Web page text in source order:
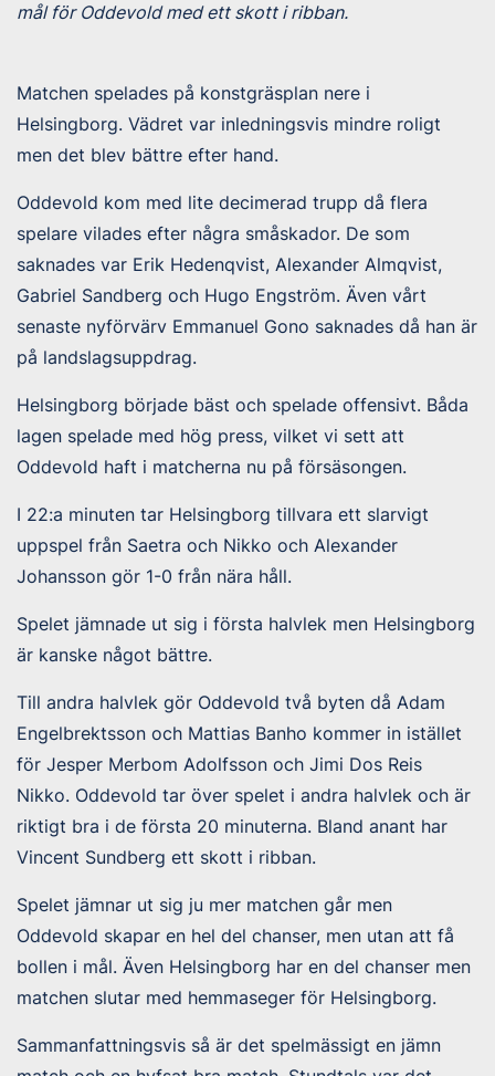
mål för Oddevold med ett skott i ribban.
Matchen spelades på konstgräsplan nere i
Helsingborg. Vädret var inledningsvis mindre roligt
men det blev bättre efter hand.
Oddevold kom med lite decimerad trupp då flera
spelare vilades efter några småskador. De som
saknades var Erik Hedenqvist, Alexander Almqvist,
Gabriel Sandberg och Hugo Engström. Även vårt
senaste nyförvärv Emmanuel Gono saknades då han är
på landslagsuppdrag.
Helsingborg började bäst och spelade offensivt. Båda
lagen spelade med hög press, vilket vi sett att
Oddevold haft i matcherna nu på försäsongen.
I 22:a minuten tar Helsingborg tillvara ett slarvigt
uppspel från Saetra och Nikko och Alexander
Johansson gör 1-0 från nära håll.
Spelet jämnade ut sig i första halvlek men Helsingborg
är kanske något bättre.
Till andra halvlek gör Oddevold två byten då Adam
Engelbrektsson och Mattias Banho kommer in istället
för Jesper Merbom Adolfsson och Jimi Dos Reis
Nikko. Oddevold tar över spelet i andra halvlek och är
riktigt bra i de första 20 minuterna. Bland anant har
Vincent Sundberg ett skott i ribban.
Spelet jämnar ut sig ju mer matchen går men
Oddevold skapar en hel del chanser, men utan att få
bollen i mål. Även Helsingborg har en del chanser men
matchen slutar med hemmaseger för Helsingborg.
Sammanfattningsvis så är det spelmässigt en jämn